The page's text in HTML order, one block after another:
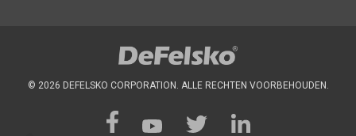
Polijstkogel
het zeer nauwkeurige polijstgereedschap.
© 2026 DEFELSKO CORPORATION. ALLE RECHTEN VOORBEHOUDEN.